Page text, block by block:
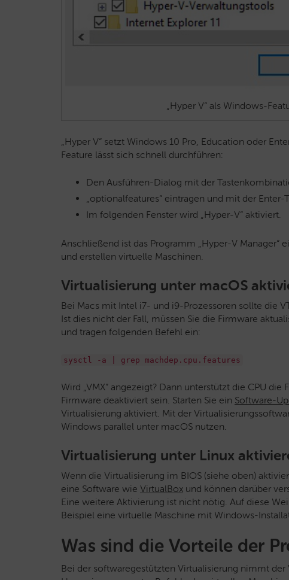
„Hyper V“ als Windows-
„Hyper V“ setzt Windows 10 Pro, Education oder
Feature lässt sich schnell durchführen:
Den Ausführen-Dialog mit der
„optionalfeatures“ eintragen und mit der Enter-
Im folgenden Fenster wird „Hyper-V“ aktiviert.
Anschließend ist das Programm „Hyper-V Manager“
und erstellen virtuelle Maschinen.
Virtualisierung unter macOS
Bei Macs mit Intel i7- und i9-Prozessoren sollte die
Ist dies nicht der Fall, müssen Sie die Firmware
und tragen folgenden Befehl ein:
sysctl -a | grep machdep.cpu.features
Wird „VMX“ angezeigt? Dann unterstützt die CPU
Firmware deaktiviert sein. Starten Sie ein Software-
Virtualisierung aktiviert. Mit der
Windows parallel unter macOS nutzen.
Virtualisierung unter Linux
Wenn die Virtualisierung im BIOS (siehe oben)
eine Software wie VirtualBox und können darüber
Eine weitere Aktivierung ist nicht nötig. Auf diese
Beispiel eine virtuelle Maschine mit Windows-
Was sind die Vorteile der
Bei der softwaregestützten Virtualisierung nimmt